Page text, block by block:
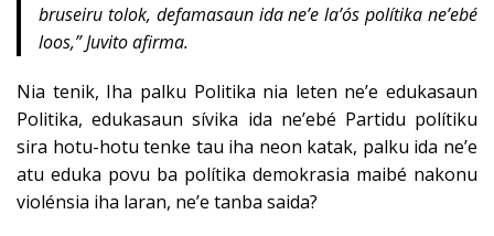
bruseiru tolok, defamasaun ida ne’e la’ós polítika ne’ebé
loos,” Juvito afirma.
Nia tenik, Iha palku Politika nia leten ne’e edukasaun
Politika, edukasaun sívika ida ne’ebé Partidu polítiku
sira hotu-hotu tenke tau iha neon katak, palku ida ne’e
atu eduka povu ba polítika demokrasia maibé nakonu
violénsia iha laran, ne’e tanba saida?